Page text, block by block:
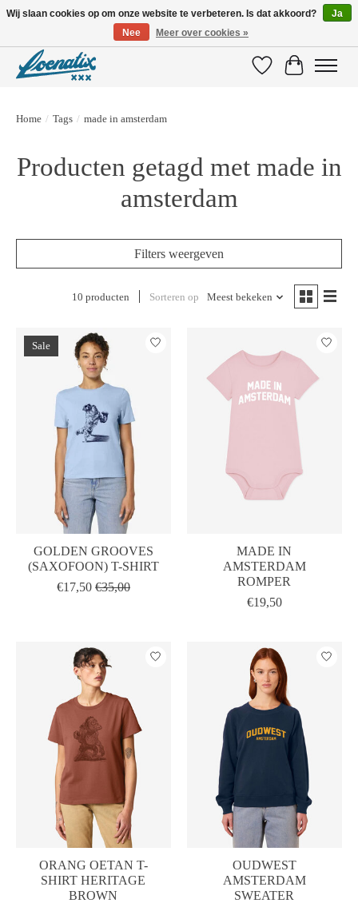
Verlanglijst
Home / Tags / made in amsterdam
Producten getagd met made in
amsterdam
Filters weergeven
10 producten Sorteren op Meest bekeken
Sale
GOLDEN GROOVES
(SAXOFOON) T-SHIRT
€17,50 €35,00
MADE IN
AMSTERDAM
ROMPER
€19,50
ORANG OETAN T-
SHIRT HERITAGE
BROWN
OUDWEST
AMSTERDAM
SWEATER
Wij slaan cookies op om onze website te verbeteren. Is dat akkoord?
Ja
Nee
Meer over cookies »